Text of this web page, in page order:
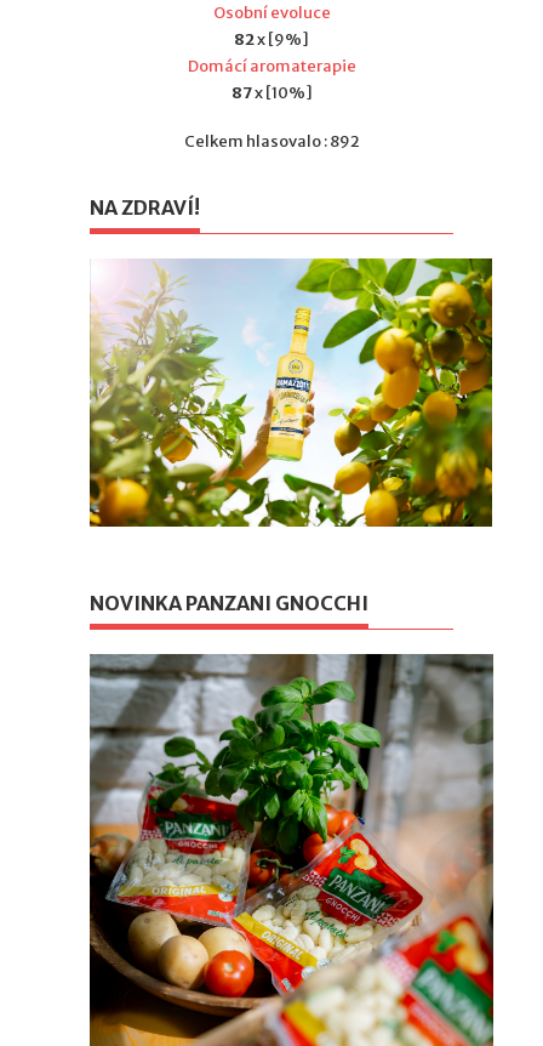
Osobní evoluce
82x [9%]
Domácí aromaterapie
87x [10%]
Celkem hlasovalo : 892
NA ZDRAVÍ!
NOVINKA PANZANI GNOCCHI